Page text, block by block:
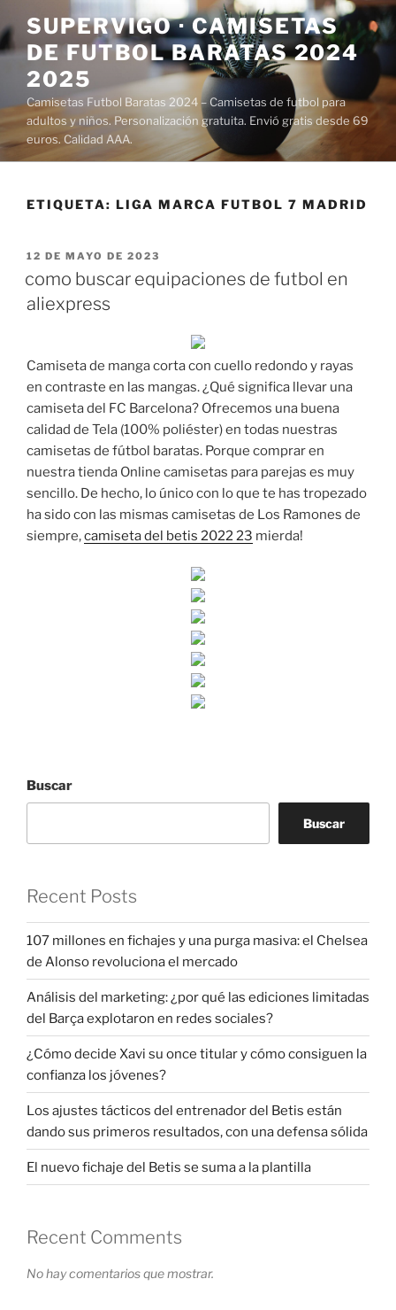
al
contenido
SUPERVIGO · CAMISETAS
DE FUTBOL BARATAS 2024
2025
Camisetas Futbol Baratas 2024 – Camisetas de futbol para
adultos y niños. Personalización gratuita. Envió gratis desde 69
euros. Calidad AAA.
ETIQUETA: LIGA MARCA FUTBOL 7 MADRID
PUBLICADO
12 DE MAYO DE 2023
como buscar equipaciones de futbol en
aliexpress
Camiseta de manga corta con cuello redondo y rayas
en contraste en las mangas. ¿Qué significa llevar una
camiseta del FC Barcelona? Ofrecemos una buena
calidad de Tela (100% poliéster) en todas nuestras
camisetas de fútbol baratas. Porque comprar en
nuestra tienda Online camisetas para parejas es muy
sencillo. De hecho, lo único con lo que te has tropezado
ha sido con las mismas camisetas de Los Ramones de
siempre,camiseta del betis 2022 23 mierda!
Buscar
Buscar
Recent Posts
107 millones en fichajes y una purga masiva: el Chelsea
de Alonso revoluciona el mercado
Análisis del marketing: ¿por qué las ediciones limitadas
del Barça explotaron en redes sociales?
¿Cómo decide Xavi su once titular y cómo consiguen la
confianza los jóvenes?
Los ajustes tácticos del entrenador del Betis están
dando sus primeros resultados, con una defensa sólida
El nuevo fichaje del Betis se suma a la plantilla
Recent Comments
No hay comentarios que mostrar.